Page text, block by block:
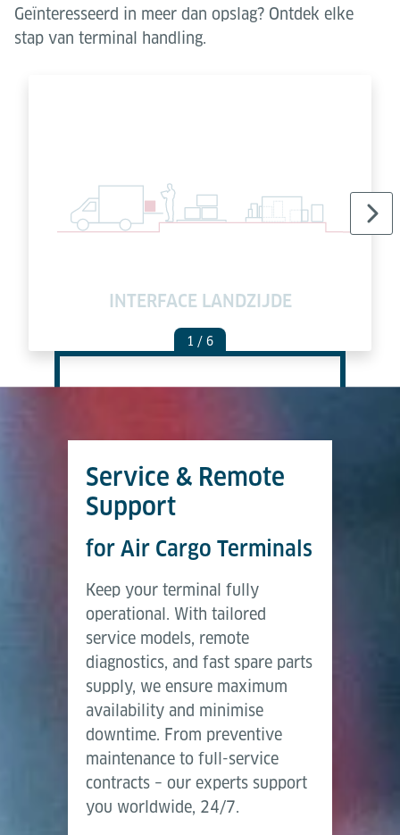
Geïnteresseerd in meer dan opslag? Ontdek elke
stap van terminal handling.
INTERFACE LANDZIJDE
1 / 6
Service & Remote
Support
for Air Cargo Terminals
Keep your terminal fully
operational. With tailored
service models, remote
diagnostics, and fast spare parts
supply, we ensure maximum
availability and minimise
downtime. From preventive
maintenance to full-service
contracts – our experts support
you worldwide, 24/7.